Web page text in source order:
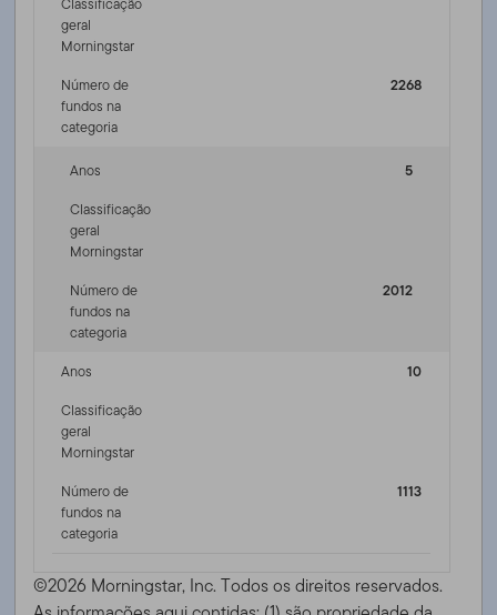
geral
Morningstar
Número de
fundos na
categoria
2268
Anos
5
Classificação
geral
Morningstar
Número de
fundos na
categoria
2012
Anos
10
Classificação
geral
Morningstar
Número de
fundos na
categoria
1113
©2026 Morningstar, Inc. Todos os direitos reservados.